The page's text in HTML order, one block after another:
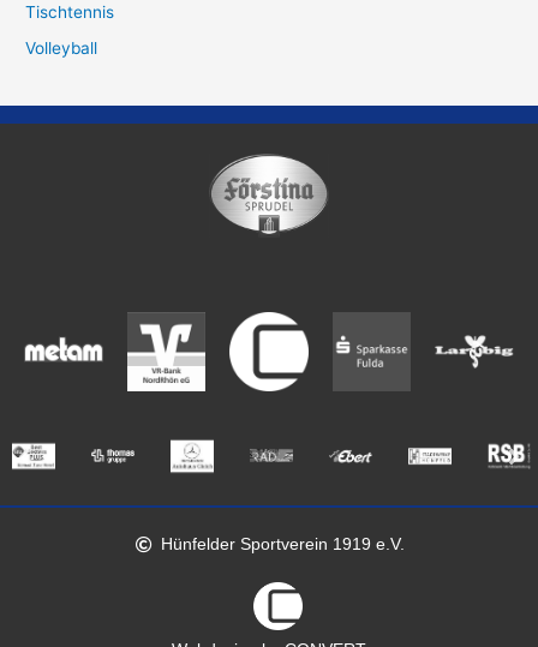
Tischtennis
Volleyball
Hünfelder Sportverein 1919 e.V.